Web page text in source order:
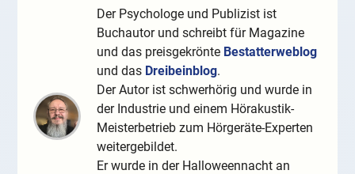
Der Psychologe und Publizist ist
Buchautor und schreibt für Magazine
und das preisgekrönte Bestatterweblog
und das Dreibeinblog.
Der Autor ist schwerhörig und wurde in
der Industrie und einem Hörakustik-
Meisterbetrieb zum Hörgeräte-Experten
weitergebildet.
Er wurde in der Halloweennacht an